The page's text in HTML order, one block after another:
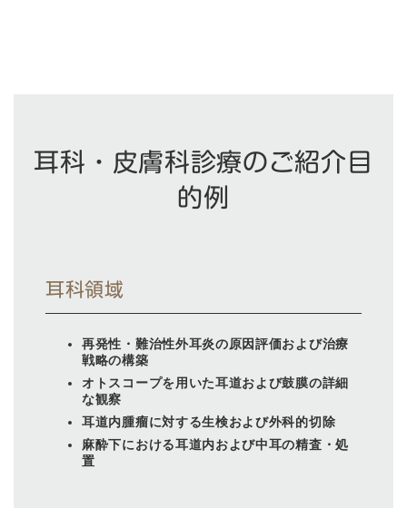
耳科・皮膚科診療のご紹介目
的例
耳科領域
再発性・難治性外耳炎の原因評価および治療
戦略の構築
オトスコープを用いた耳道および鼓膜の詳細
な観察
耳道内腫瘤に対する生検および外科的切除
麻酔下における耳道内および中耳の精査・処
置